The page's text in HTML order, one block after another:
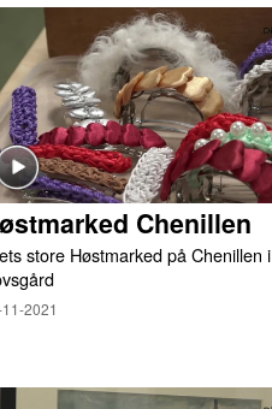
Chenillen
store Høstmarked på Chenillen i
2021